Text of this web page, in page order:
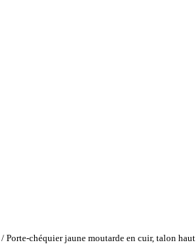
/ Porte-chéquier jaune moutarde en cuir, talon haut